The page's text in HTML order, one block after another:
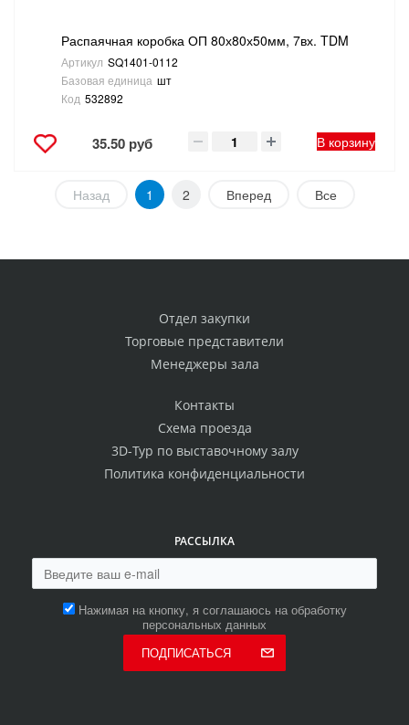
Распаячная коробка ОП 80х80х50мм, 7вх. TDM
Артикул SQ1401-0112
Базовая единица шт
Код 532892
35.50 руб В корзину
Назад 1 2 Вперед Все
Отдел закупки
Торговые представители
Менеджеры зала
Контакты
Схема проезда
3D-Тур по выставочному залу
Политика конфиденциальности
РАССЫЛКА
Нажимая на кнопку, я соглашаюсь на обработку
персональных данных
ПОДПИСАТЬСЯ